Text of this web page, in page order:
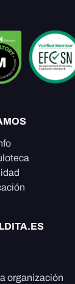
organización